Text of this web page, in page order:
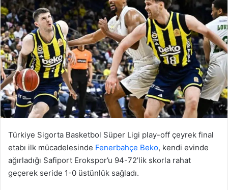
Türkiye Sigorta Basketbol Süper Ligi play-off çeyrek final
etabı ilk mücadelesinde Fenerbahçe Beko, kendi evinde
ağırladığı Safiport Erokspor’u 94-72’lik skorla rahat
geçerek seride 1-0 üstünlük sağladı.